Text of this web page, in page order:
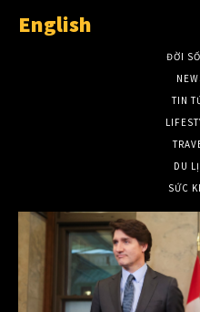
English
ĐỜI
TIN
DU
SỨC